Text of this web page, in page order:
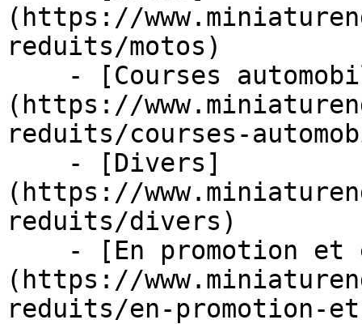
(https://
reduits/motos)
(https://
reduits/courses-
(https://
reduits/divers)
(https://
reduits/en-promotion-